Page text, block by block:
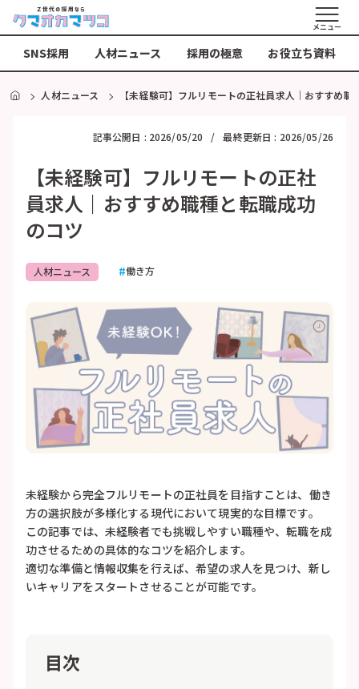
SNS採用 人材ニュース 採用の極意 お役立ち資料
メニュー
HOME人材ニュース 【未経験可】フルリモートの正社員求人｜おすすめ職
記事公開日 : 2026/05/20 最終更新日 : 2026/05/26
【未経験可】フルリモートの正社
員求人｜おすすめ職種と転職成功
のコツ
人材ニュース 働き方
未経験から完全フルリモートの正社員を目指すことは、働き
方の選択肢が多様化する現代において現実的な目標です。
この記事では、未経験者でも挑戦しやすい職種や、転職を成
功させるための具体的なコツを紹介します。
適切な準備と情報収集を行えば、希望の求人を見つけ、新し
いキャリアをスタートさせることが可能です。
目次